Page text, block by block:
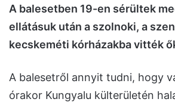
A balesetben 19-en sérültek
ellátásuk után a szolnoki, a
kecskeméti kórházakba vitték
A balesetről annyit tudni, hogy
órakor Kungyalu külterületén